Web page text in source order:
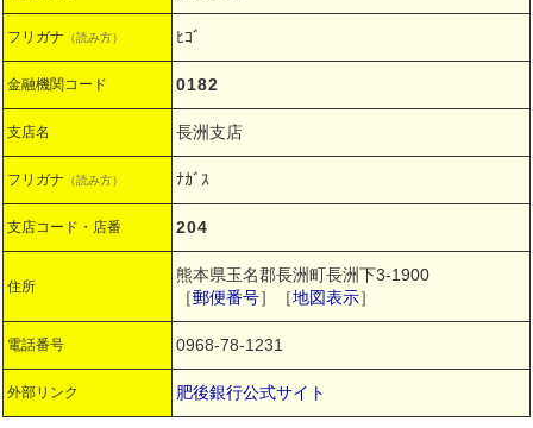
フリガナ （読み方） ﾋｺﾞ
金融機関コード 0182
支店名 長洲支店
フリガナ （読み方） ﾅｶﾞｽ
支店コード・店番 204
住所
熊本県玉名郡長洲町長洲下3-1900
［郵便番号］［地図表示］
電話番号 0968-78-1231
外部リンク 肥後銀行公式サイト